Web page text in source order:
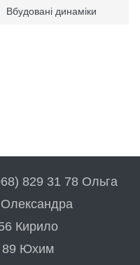
Вбудовані динаміки
829 31 78 Ольга
Кирило
89 Юхим